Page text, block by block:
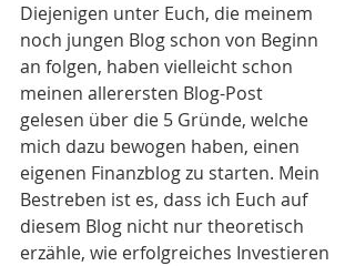
Diejenigen unter Euch, die meinem
noch jungen Blog schon von Beginn
an folgen, haben vielleicht schon
meinen allerersten Blog-Post
gelesen über die 5 Gründe, welche
mich dazu bewogen haben, einen
eigenen Finanzblog zu starten. Mein
Bestreben ist es, dass ich Euch auf
diesem Blog nicht nur theoretisch
erzähle, wie erfolgreiches Investieren